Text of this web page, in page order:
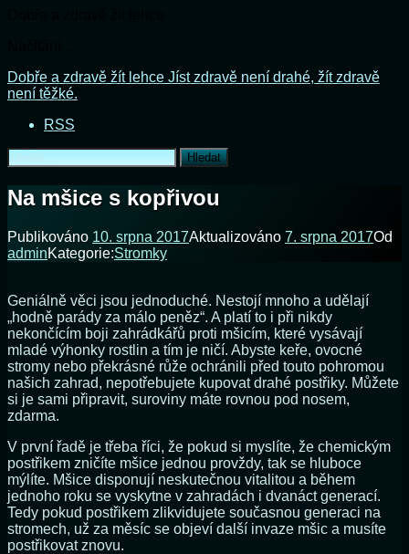
Přejít
k
webu
Dobře a zdravě žít lehce Jíst zdravě není drahé, žít zdravě
není těžké.
RSS
Vyhledávání
Na mšice s kopřivou
Publikováno 10. srpna 2017Aktualizováno 7. srpna 2017Od
adminKategorie:Stromky
Geniálně věci jsou jednoduché. Nestojí mnoho a udělají
„hodně parády za málo peněz“. A platí to i při nikdy
nekončícím boji zahrádkářů proti mšicím, které vysávají
mladé výhonky rostlin a tím je ničí. Abyste keře, ovocné
stromy nebo překrásné růže ochránili před touto pohromou
našich zahrad, nepotřebujete kupovat drahé postřiky. Můžete
si je sami připravit, suroviny máte rovnou pod nosem,
zdarma.
V první řadě je třeba říci, že pokud si myslíte, že chemickým
postřikem zničíte mšice jednou provždy, tak se hluboce
mýlíte. Mšice disponují neskutečnou vitalitou a během
jednoho roku se vyskytne v zahradách i dvanáct generací.
Tedy pokud postřikem zlikvidujete současnou generaci na
stromech, už za měsíc se objeví další invaze mšic a musíte
postřikovat znovu.